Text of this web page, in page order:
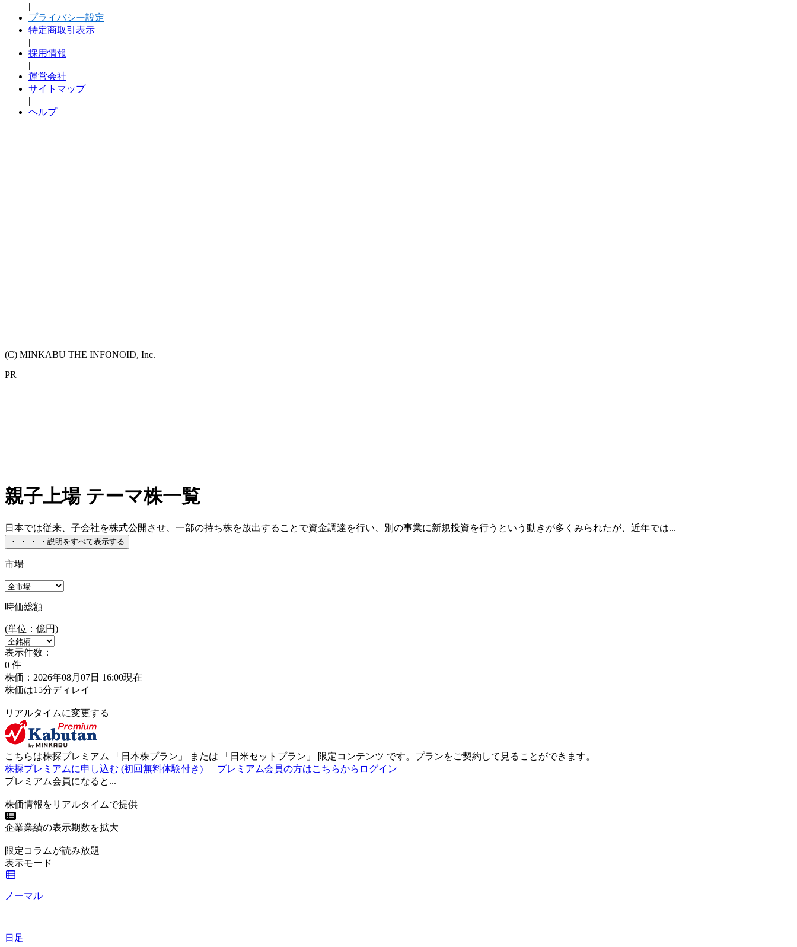
|
プライバシー設定
特定商取引表示
|
採用情報
|
運営会社
サイトマップ
|
ヘルプ
(C) MINKABU THE INFONOID, Inc.
PR
親子上場 テーマ株一覧
日本では従来、子会社を株式公開させ、一部の持ち株を放出することで資金調達を行い、別の事業に新規投資を行うという動きが多くみられたが、近年では...
・ ・ ・ ・ 説明をすべて表示する
市場
時価総額
(単位：億円)
表示件数：
0 件
株価：2026年08月07日 16:00現在
株価は15分ディレイ
リアルタイムに変更する
こちらは株探プレミアム 「 日本株プラン 」 または 「 日米セットプラン 」 限定コンテンツ です。プランをご契約して見ることができます。
株探プレミアムに申し込む (初回無料体験付き)
プレミアム会員の方はこちらからログイン
プレミアム会員になると...
株価情報をリアルタイムで提供
企業業績の表示期数を拡大
限定コラムが読み放題
表示モード
ノーマル
日足